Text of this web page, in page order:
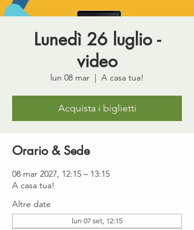
Lunedì 26 luglio -
video
lun 08 mar
  |
A casa tua!
Acquista i biglietti
Orario & Sede
08 mar 2027, 12:15 – 13:15
A casa tua!
Altre date
lun 07 set, 12:15